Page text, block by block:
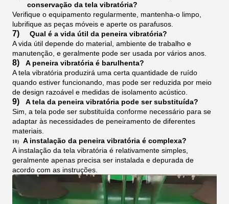
conservação da tela vibratória?
Verifique o equipamento regularmente, mantenha-o limpo,
lubrifique as peças móveis e aperte os parafusos.
7)
Qual é a vida útil da peneira vibratória?
A vida útil depende do material, ambiente de trabalho e
manutenção, e geralmente pode ser usada por vários anos.
8)
A peneira vibratória é barulhenta?
A tela vibratória produzirá uma certa quantidade de ruído
quando estiver funcionando, mas pode ser reduzida por meio
de design razoável e medidas de isolamento acústico.
9)
A tela da peneira vibratória pode ser substituída?
Sim, a tela pode ser substituída conforme necessário para se
adaptar às necessidades de peneiramento de diferentes
materiais.
10)
A instalação da peneira vibratória é complexa?
A instalação da tela vibratória é relativamente simples,
geralmente apenas precisa ser instalada e depurada de
acordo com as instruções.